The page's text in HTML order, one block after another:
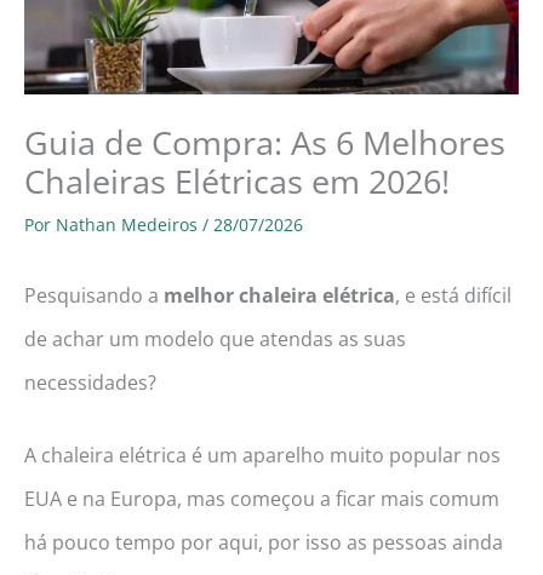
Guia de Compra: As 6 Melhores
Chaleiras Elétricas em 2026!
Por Nathan Medeiros / 28/07/2026
Pesquisando a melhor chaleira elétrica, e está difícil
de achar um modelo que atendas as suas
necessidades?
A chaleira elétrica é um aparelho muito popular nos
EUA e na Europa, mas começou a ficar mais comum
há pouco tempo por aqui, por isso as pessoas ainda